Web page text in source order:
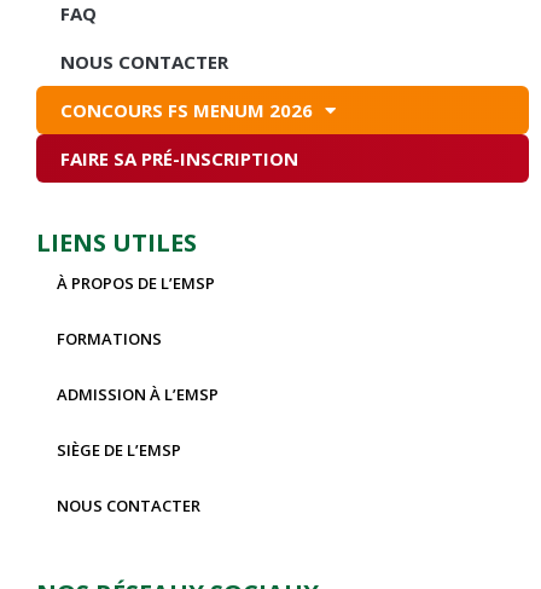
FAQ
NOUS CONTACTER
CONCOURS FS MENUM 2026
FAIRE SA PRÉ-INSCRIPTION
LIENS UTILES
À PROPOS DE L’EMSP
FORMATIONS
ADMISSION À L’EMSP
SIÈGE DE L’EMSP
NOUS CONTACTER